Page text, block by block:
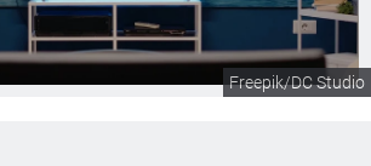
Freepik/DC Studio